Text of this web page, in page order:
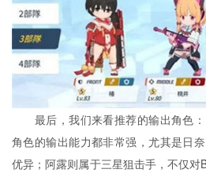
最后，我们来看推荐的输出角色：
角色的输出能力都非常强，尤其是日
优异；阿露则属于三星狙击手，不仅